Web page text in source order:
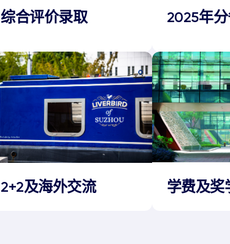
综合评价录取 2025年
2+2及海外交流 学费及奖